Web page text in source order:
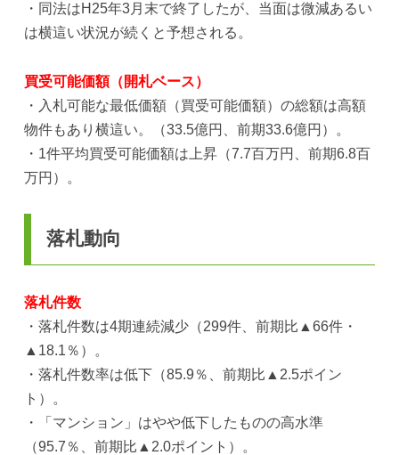
・同法はH25年3月末で終了したが、当面は微減あるい
は横這い状況が続くと予想される。
買受可能価額（開札ベース）
・入札可能な最低価額（買受可能価額）の総額は高額
物件もあり横這い。（33.5億円、前期33.6億円）。
・1件平均買受可能価額は上昇（7.7百万円、前期6.8百
万円）。
落札動向
落札件数
・落札件数は4期連続減少（299件、前期比▲66件・
▲18.1％）。
・落札件数率は低下（85.9％、前期比▲2.5ポイン
ト）。
・「マンション」はやや低下したものの高水準
（95.7％、前期比▲2.0ポイント）。